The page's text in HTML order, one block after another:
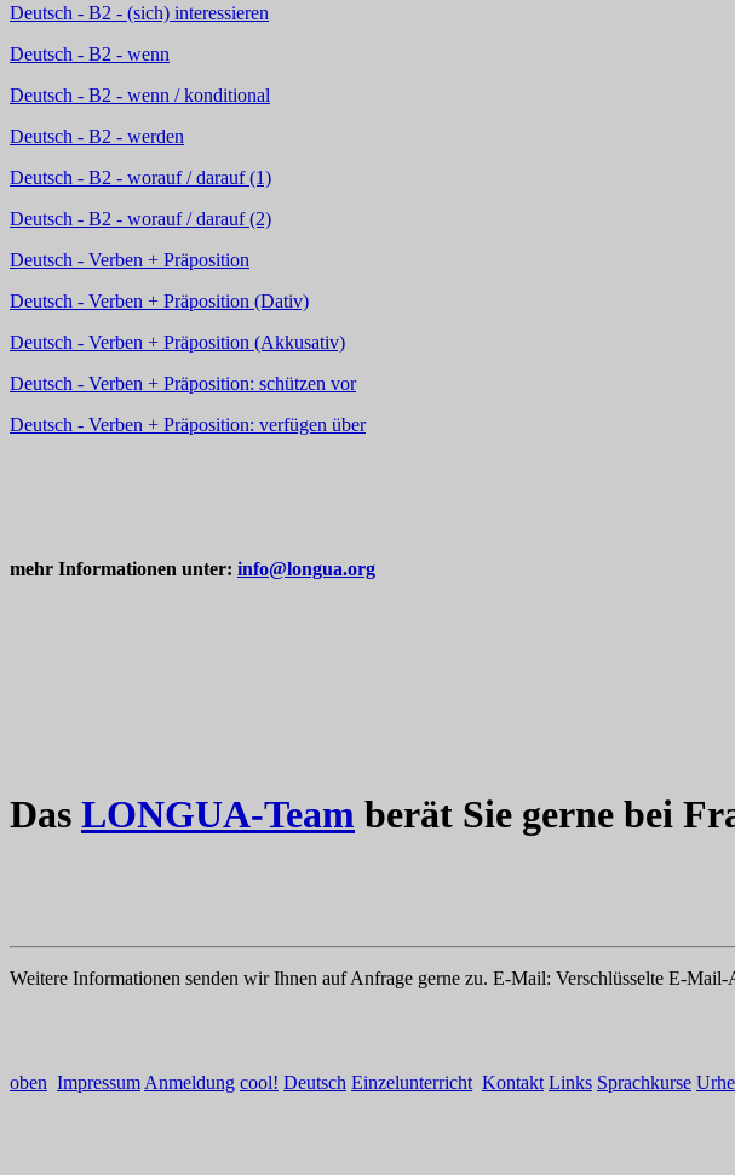
Deutsch - B2 - (sich) interessieren
Deutsch - B2 - wenn
Deutsch - B2 - wenn / konditional
Deutsch - B2 - werden
Deutsch - B2 - worauf / darauf (1)
Deutsch - B2 - worauf / darauf (2)
Deutsch - Verben + Präposition
Deutsch - Verben + Präposition (Dativ)
Deutsch - Verben + Präposition (Akkusativ)
Deutsch - Verben + Präposition: schützen vor
Deutsch - Verben + Präposition: verfügen über
mehr Informationen unter: info@longua.org
Das LONGUA-Team berät Sie gerne bei
Weitere Informationen senden wir Ihnen auf Anfrage gerne zu. E-Mail: Verschlüsselte E-Mail-
oben Impressum Anmeldung cool! Deutsch Einzelunterricht Kontakt Links Sprachkurse